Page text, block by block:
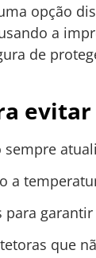
opção
a
de
a
para
que